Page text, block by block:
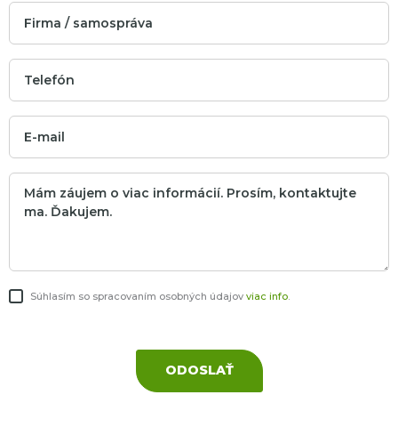
Súhlasím so spracovaním osobných údajov viac info
ODOSLAŤ